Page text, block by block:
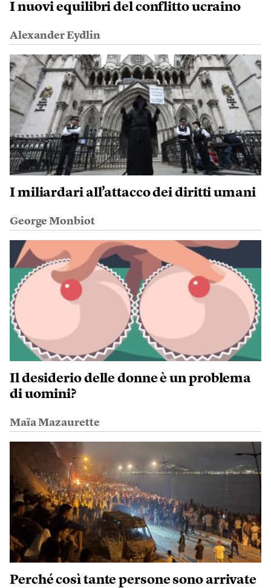
I nuovi equilibri del conflitto ucraino
Alexander Eydlin
I miliardari all’attacco dei diritti umani
George Monbiot
Il desiderio delle donne è un problema
di uomini?
Maïa Mazaurette
Perché così tante persone sono arrivate